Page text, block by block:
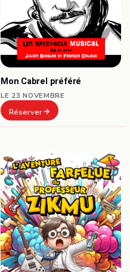
Mon Cabrel préféré
LE 23 NOVEMBRE
Réserver